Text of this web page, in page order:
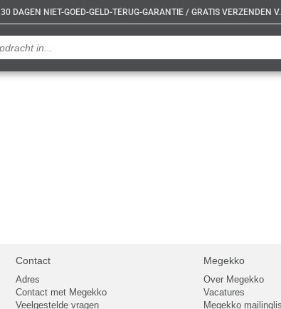
30 DAGEN NIET-GOED-GELD-TERUG-GARANTIE / GRATIS VERZENDEN
Contact
Adres
Contact met Megekko
Veelgestelde vragen
Megekko
Over Megekko
Vacatures
Megekko